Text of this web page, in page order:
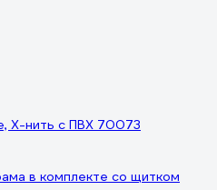
Х-нить с ПВХ 70073